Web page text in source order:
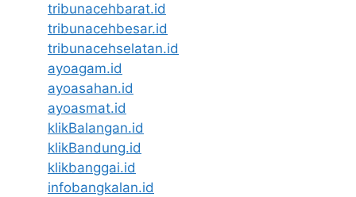
tribunacehbarat.id
tribunacehbesar.id
tribunacehselatan.id
ayoagam.id
ayoasahan.id
ayoasmat.id
klikBalangan.id
klikBandung.id
klikbanggai.id
infobangkalan.id